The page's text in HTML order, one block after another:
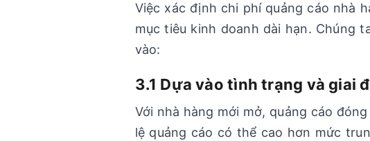
Việc xác định chi phí quảng cáo nhà
mục tiêu kinh doanh dài hạn. Chúng
vào:
3.1 Dựa vào tình trạng và giai
Với nhà hàng mới mở, quảng cáo
lệ quảng cáo có thể cao hơn mức